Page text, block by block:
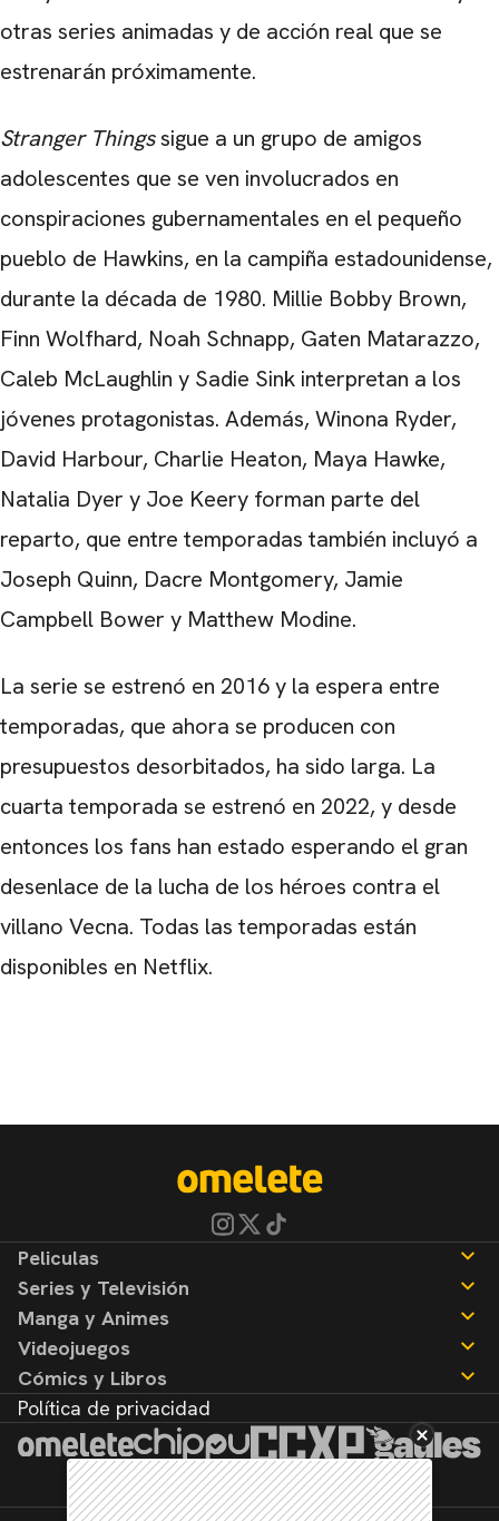
otras series animadas y de acción real que se
estrenarán próximamente.
Stranger Thingssigue a un grupo de amigos
adolescentes que se ven involucrados en
conspiraciones gubernamentales en el pequeño
pueblo de Hawkins, en la campiña estadounidense,
durante la década de 1980. Millie Bobby Brown,
Finn Wolfhard, Noah Schnapp, Gaten Matarazzo,
Caleb McLaughlin y Sadie Sink interpretan a los
jóvenes protagonistas. Además, Winona Ryder,
David Harbour, Charlie Heaton, Maya Hawke,
Natalia Dyer y Joe Keery forman parte del
reparto, que entre temporadas también incluyó a
Joseph Quinn, Dacre Montgomery, Jamie
Campbell Bower y Matthew Modine.
La serie se estrenó en 2016 y la espera entre
temporadas, que ahora se producen con
presupuestos desorbitados, ha sido larga. La
cuarta temporada se estrenó en 2022, y desde
entonces los fans han estado esperando el gran
desenlace de la lucha de los héroes contra el
villano Vecna. Todas las temporadas están
disponibles en Netflix.
Peliculas
Noticias
Reseñas
Series y Televisión
Noticias
Reseñas
Manga y Animes
Noticias
Reseñas
Videojuegos
Noticias
Reseñas
Cómics y Libros
Noticias
Reseñas
Política de privacidad